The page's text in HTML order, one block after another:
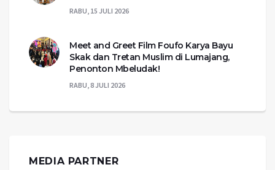
RABU, 15 JULI 2026
Meet and Greet Film Foufo Karya Bayu
Skak dan Tretan Muslim di Lumajang,
Penonton Mbeludak!
RABU, 8 JULI 2026
MEDIA PARTNER